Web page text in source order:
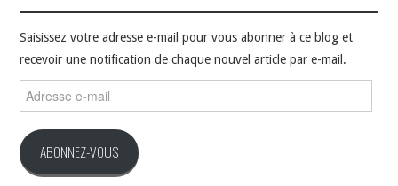
Saisissez votre adresse e-mail pour vous abonner à ce blog et
recevoir une notification de chaque nouvel article par e-mail.
e-
ABONNEZ-VOUS